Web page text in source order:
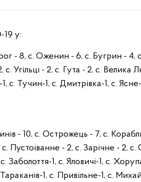
19 у:
- 8, с. Оженин - 6, с. Бугрин -
Угільці - 2, с. Гута - 2, с. Велика
с. Тучин-1, с. Дмитрівка-1, с. Ясне-
- 10, с. Острожець - 7, с.
Пустоіванне - 2, с. Зарічне - 2,
Заболоття-1, с. Яловичі-1, с.
1, с. Привільне-1, с.